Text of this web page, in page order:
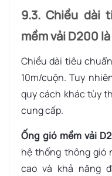
9.3. Chiều dài
mềm vải D200
Chiều dài tiêu
10m/cuộn. Tuy
quy cách khác tùy
cung cấp.
Ống gió mềm vải
hệ thống thông gió
cao và khả năng